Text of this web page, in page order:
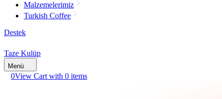
Malzemelerimiz
Turkish Coffee
Destek
Taze Kulüp
Menü
0View Cart with 0 items